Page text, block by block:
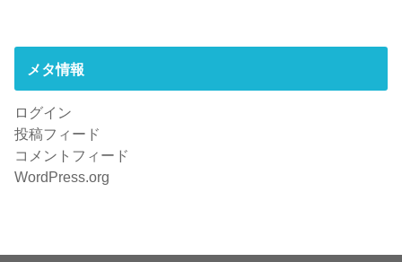
メタ情報
ログイン
投稿フィード
コメントフィード
WordPress.org